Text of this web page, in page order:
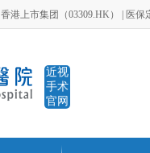
香港上市集团（03309.HK） | 医
近视
手术
官网